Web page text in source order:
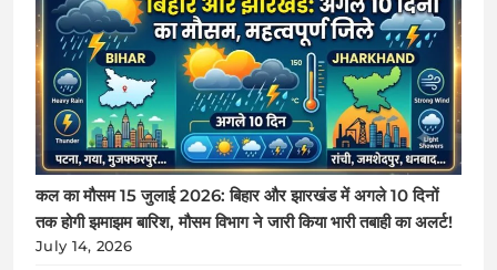
कल का मौसम 15 जुलाई 2026: बिहार और झारखंड में अगले 10 दिनों
तक होगी झमाझम बारिश, मौसम विभाग ने जारी किया भारी तबाही का अलर्ट!
July 14, 2026